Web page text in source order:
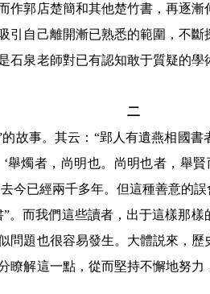
作郭店楚簡和其他楚竹書，再逐
引自己離開漸已熟悉的範圍，不
石泉老師對已有認知敢于質疑的
二
事。其云：“郢人有遺燕相國書
舉燭者，尚明也。尚明也者，舉
今已經兩千多年。但這種善意的誤
而我們這些讀者，出于這樣那樣
問題也很容易發生。大體説來，
瞭解這一點，從而堅持不懈地努